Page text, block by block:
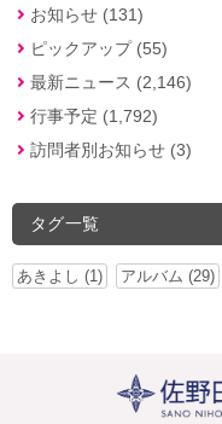
お知らせ (131)
ピックアップ (55)
最新ニュース (2,146)
行事予定 (1,792)
訪問者別お知らせ (3)
タグ一覧
あきよし (1) アルバム (29)